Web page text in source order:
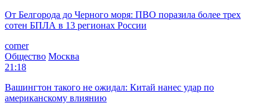
От Белгорода до Черного моря: ПВО поразила более трех
сотен БПЛА в 13 регионах России
corner
Общество Москва
21:18
Вашингтон такого не ожидал: Китай нанес удар по
американскому влиянию